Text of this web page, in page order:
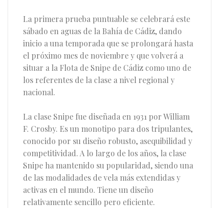
La primera prueba puntuable se celebrará este
sábado en aguas de la Bahía de Cádiz, dando
inicio a una temporada que se prolongará hasta
el próximo mes de noviembre y que volverá a
situar a la Flota de Snipe de Cádiz como uno de
los referentes de la clase a nivel regional y
nacional.
La clase Snipe fue diseñada en 1931 por William
F. Crosby. Es un monotipo para dos tripulantes,
conocido por su diseño robusto, asequibilidad y
competitividad. A lo largo de los años, la clase
Snipe ha mantenido su popularidad, siendo una
de las modalidades de vela más extendidas y
activas en el mundo. Tiene un diseño
relativamente sencillo pero eficiente.